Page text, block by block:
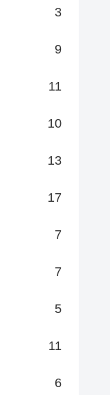
3
9
11
10
13
17
7
7
5
11
6